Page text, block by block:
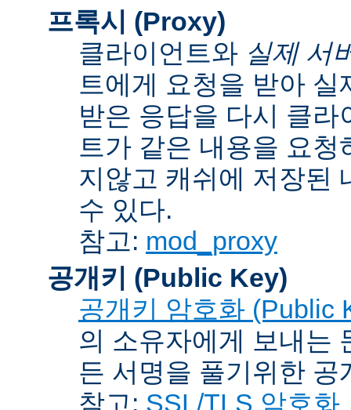
프록시 (Proxy)
클라이언트와 실제 서
트에게 요청을 받아
받은 응답을 다시 클
트가 같은 내용을 요
지않고 캐쉬에 저장된
수 있다.
참고: mod_proxy
공개키 (Public Key)
공개키 암호화 (Public
의 소유자에게 보내는
든 서명을 풀기위한 공
참고: SSL/TLS 암호화